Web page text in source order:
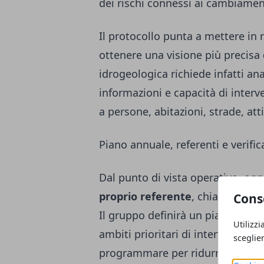
dei rischi connessi ai
Il protocollo punta a mettere in
ottenere una visione più
idrogeologica richiede infatti
informazioni e capacità di
a persone, abitazioni, strade,
Piano annuale, referenti e
Dal punto di vista operativo,
proprio referente, chiamato a
Il gruppo definirà un piano
ambiti prioritari di intervento,
programmare per ridurre i rischi